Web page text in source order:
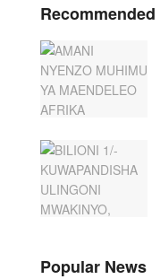
Recommended
Popular News